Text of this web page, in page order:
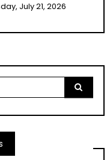
July 21, 2026